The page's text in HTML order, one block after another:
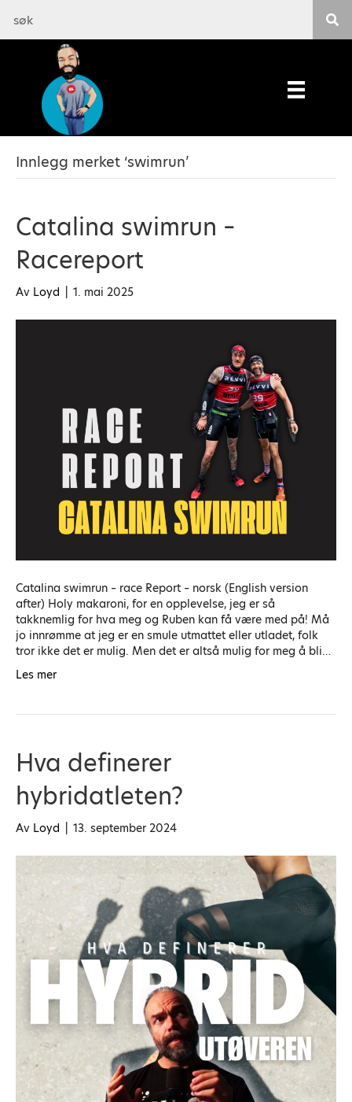
Innlegg merket ‘swimrun’
Catalina swimrun –
Racereport
Av Loyd 1. mai 2025
Catalina swimrun – race Report – norsk (English version
after) Holy makaroni, for en opplevelse, jeg er så
takknemlig for hva meg og Ruben kan få være med på! Må
jo innrømme at jeg er en smule utmattet eller utladet, folk
tror ikke det er mulig. Men det er altså mulig for meg å bli…
Les mer
Hva definerer
hybridatleten?
Av Loyd 13. september 2024